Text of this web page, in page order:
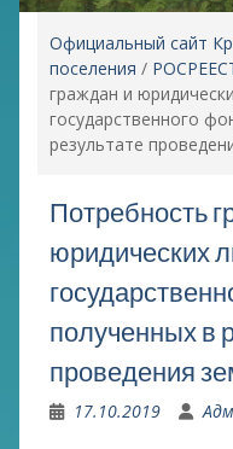
Официальный сайт
поселения /
граждан и
государственного
результате
Потребность
юридических
полученных в
проведения
17.10.2019